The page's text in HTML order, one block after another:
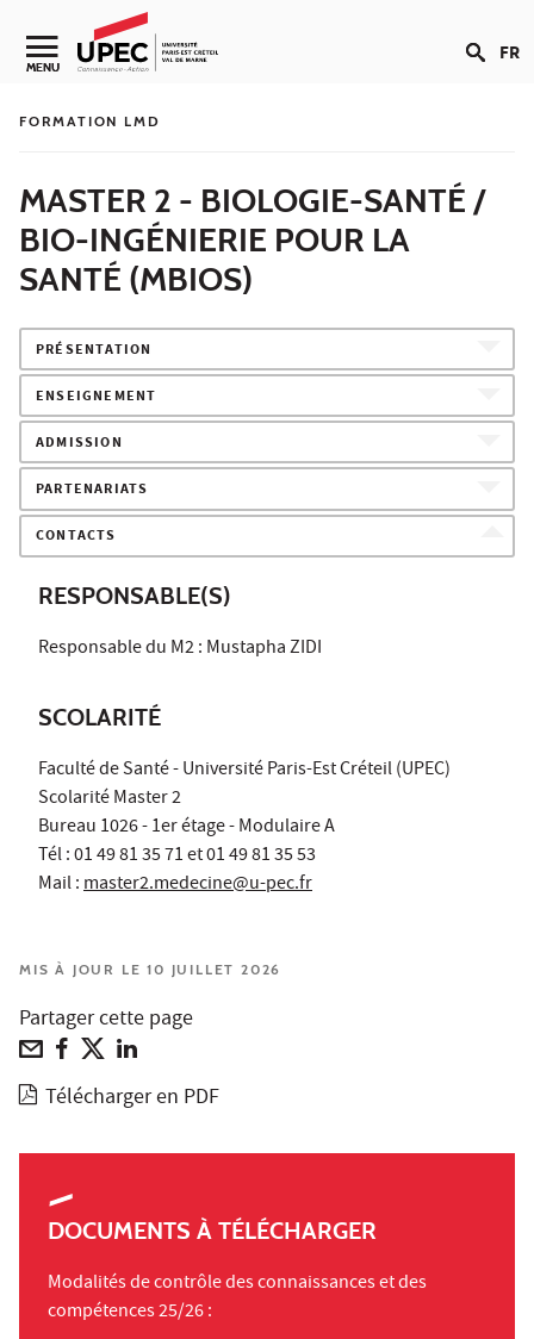
Aller au contenu
Navigation secondaire
MENU FR
FORMATION LMD
MASTER 2 - BIOLOGIE-SANTÉ /
BIO-INGÉNIERIE POUR LA
SANTÉ (MBIOS)
PRÉSENTATION
ENSEIGNEMENT
ADMISSION
PARTENARIATS
CONTACTS
RESPONSABLE(S)
Responsable du M2 : Mustapha ZIDI
SCOLARITÉ
Faculté de Santé - Université Paris-Est Créteil (UPEC)
Scolarité Master 2
Bureau 1026 - 1er étage - Modulaire A
Tél : 01 49 81 35 71 et 01 49 81 35 53
Mail :master2.medecine@u-pec.fr
MIS À JOUR LE 10 JUILLET 2026
Partager cette page
Télécharger en PDF
DOCUMENTS À TÉLÉCHARGER
Modalités de contrôle des connaissances et des
compétences 25/26 :